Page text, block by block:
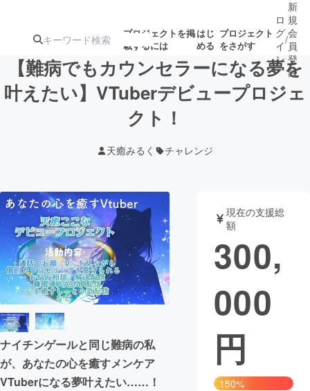
プロジェクトを掲
載するには
はじ
める
プロジェクト
をさがす
注目の新着プロ
募集終了が近いプ
テクノロジー・ガジェット
映像・映画 書籍・雑誌
ビジネス・起業 チャレンジ
まちづくり・地域活性化
CAMPFIRE for Social Good
CAMPFIRE Creation
ロ
グ
イ
ン
/
新
規
会
員
登
録
【難病でもカウンセラーになる夢を
叶えたい】VTuberデビュープロジェ
クト！
天癒みるく チャレンジ
ナイチンゲールと同じ難病の私
が、あなたの心を癒すメンケア
VTuberになる夢叶えたい……！
現在の支援総
額
300,
000
円
150%